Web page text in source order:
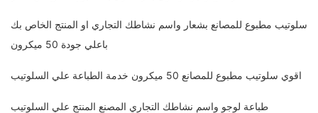
سلوتيب مطبوع للمصانع بشعار واسم نشاطك التجاري او المنتج الخاص بك
باعلي جودة 50 ميكرون
اقوي سلوتيب مطبوع للمصانع 50 ميكرون خدمة الطباعة علي السلوتيب
طباعة لوجو واسم نشاطك التجاري المصنع المنتج علي السلوتيب